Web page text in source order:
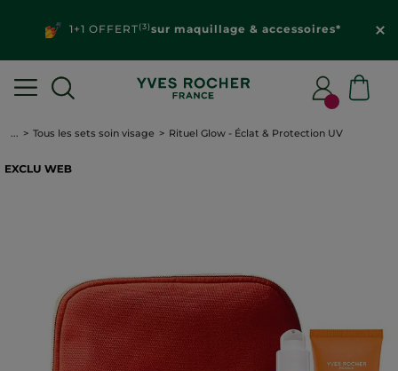
1+1 OFFERT(3)sur maquillage & accessoires*
... Tous les sets soin visage Rituel Glow - Éclat & Protection UV